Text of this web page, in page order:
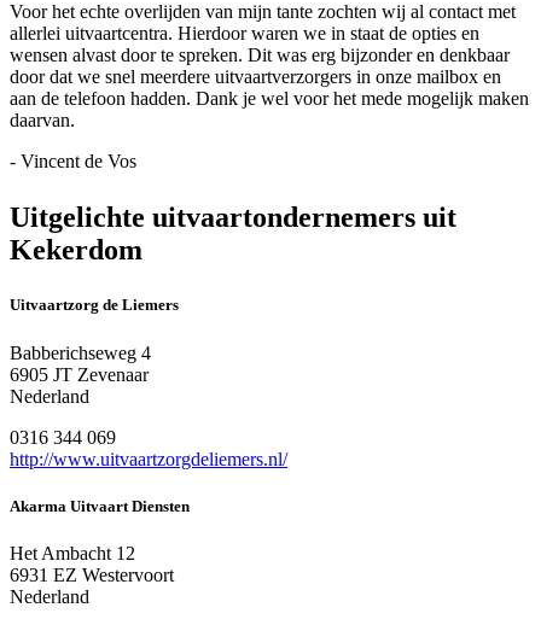
Voor het echte overlijden van mijn tante zochten wij al contact met
allerlei uitvaartcentra. Hierdoor waren we in staat de opties en
wensen alvast door te spreken. Dit was erg bijzonder en denkbaar
door dat we snel meerdere uitvaartverzorgers in onze mailbox en
aan de telefoon hadden. Dank je wel voor het mede mogelijk maken
daarvan.
- Vincent de Vos
Uitgelichte uitvaartondernemers uit
Kekerdom
Uitvaartzorg de Liemers
Babberichseweg 4
6905 JT Zevenaar
Nederland
0316 344 069
http://www.uitvaartzorgdeliemers.nl/
Akarma Uitvaart Diensten
Het Ambacht 12
6931 EZ Westervoort
Nederland